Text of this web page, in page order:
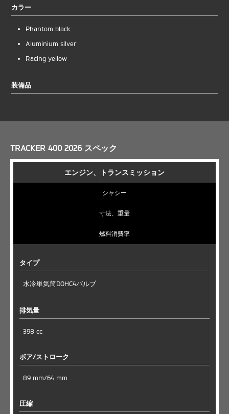
カラー
Phantom black
Aluminium silver
Racing yellow
装備品
TRACKER 400 2026 スペック
エンジン、トランスミッション
シャシー
寸法、重量
燃料消費率
タイプ
水冷単気筒DOHC4バルブ
排気量
398 cc
ボア/ストローク
89 mm/64 mm
圧縮